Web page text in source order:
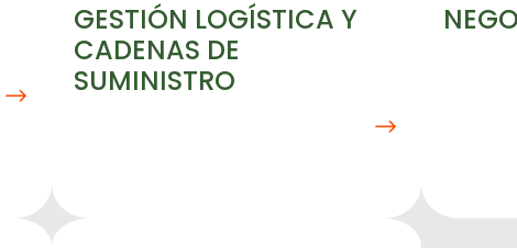
GESTIÓN LOGÍSTICA Y
CADENAS DE
SUMINISTRO